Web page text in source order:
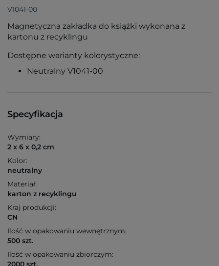
V1041-00
Magnetyczna zakładka do książki wykonana z
kartonu z recyklingu
Dostępne warianty kolorystyczne:
Neutralny V1041-00
Specyfikacja
Wymiary:
2 x 6 x 0,2 cm
Kolor:
neutralny
Materiał:
karton z recyklingu
Kraj produkcji:
CN
Ilość w opakowaniu wewnętrznym:
500 szt.
Ilość w opakowaniu zbiorczym:
2000 szt.